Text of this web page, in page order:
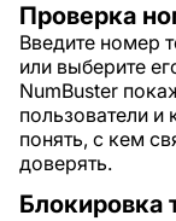
Проверка
Введите номер
или выберите
NumBuster
пользователи
понять, с кем
доверять.
Блокировка